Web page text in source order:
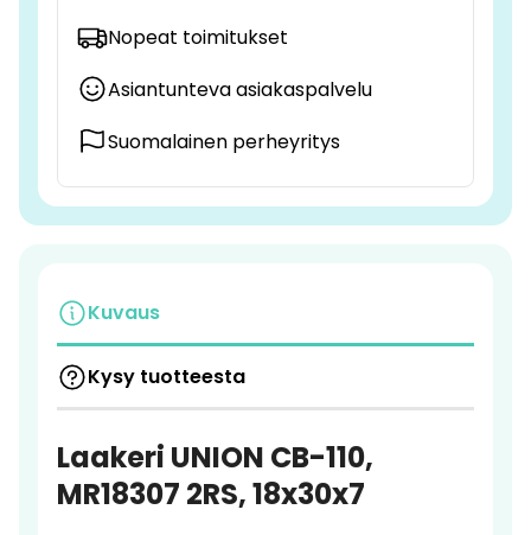
Nopeat toimitukset
Asiantunteva asiakaspalvelu
Suomalainen perheyritys
Kuvaus
Kysy tuotteesta
Laakeri UNION CB-110,
MR18307 2RS, 18x30x7